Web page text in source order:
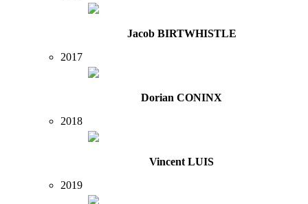
Jacob BIRTWHISTLE
2017
Dorian CONINX
2018
Vincent LUIS
2019